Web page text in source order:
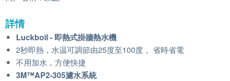
詳情
Luckboil - 即熱式掛牆熱水機
2秒即熱，水温可調節由25度至100度， 省時省電
不用加水，方便快捷
3M™AP2-305濾水系統